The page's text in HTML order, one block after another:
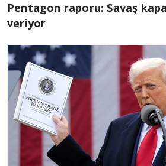
Pentagon raporu: Savaş
veriyor